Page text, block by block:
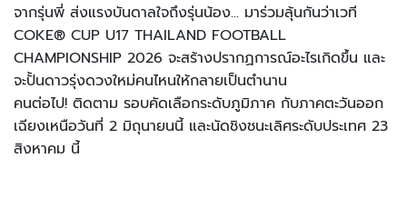
จากรุ่นพี่ ส่งแรงบันดาลใจถึงรุ่นน้อง... มาร่วมลุ้นกันว่าเวที
COKE® CUP U17 THAILAND FOOTBALL
CHAMPIONSHIP 2026 จะสร้างปรากฏการณ์อะไรเกิดขึ้น และ
จะปั้นดาวรุ่งดวงใหม่คนไหนให้กลายเป็นตำนาน
คนต่อไป! ติดตาม รอบคัดเลือกระดับภูมิภาค กับภาคตะวันออก
เฉียงเหนือวันที่ 2 มิถุนายนนี้ และนัดชิงชนะเลิศระดับประเทศ 23
สิงหาคม นี้